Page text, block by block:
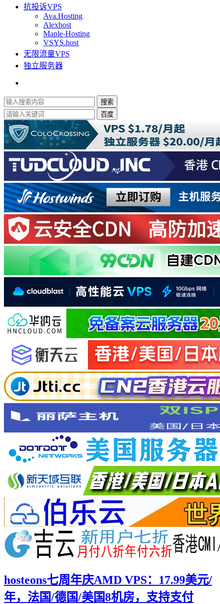
抗投诉VPS
Ava.Hosting
Alexhost
Maple-Hosting
VSYS.host
无限流量VPS
独立服务器
hosteons七周年庆AMD VPS：17.99美元/
年，法国/德国/美国8机房，支持支付